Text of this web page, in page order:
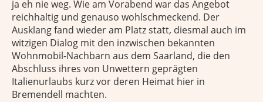
ja eh nie weg. Wie am Vorabend war das Angebot
reichhaltig und genauso wohlschmeckend. Der
Ausklang fand wieder am Platz statt, diesmal auch im
witzigen Dialog mit den inzwischen bekannten
Wohnmobil-Nachbarn aus dem Saarland, die den
Abschluss ihres von Unwettern geprägten
Italienurlaubs kurz vor deren Heimat hier in
Bremendell machten.